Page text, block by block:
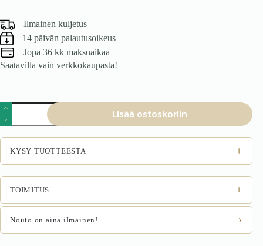
Ilmainen kuljetus
14 päivän palautusoikeus
Jopa 36 kk maksuaikaa
Saatavilla vain verkkokaupasta!
Tuoli
CITRONA,
tammi
/
Inari
määrä
Lisää ostoskoriin
KYSY TUOTTEESTA +
TOIMITUS +
Nouto on aina ilmainen! ›